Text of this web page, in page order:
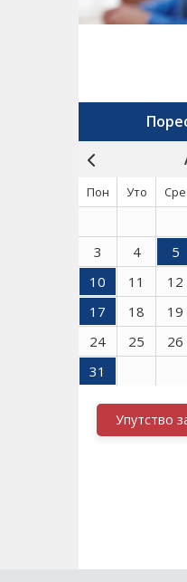
Пон Уто Сре
3
4 5
10
11 12
17
18 19
24
25 26
31
Упутство